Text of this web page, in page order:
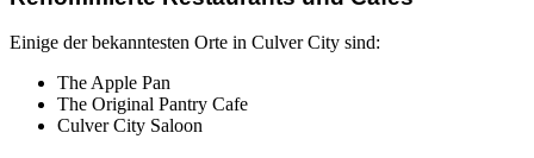
Einige der bekanntesten Orte in Culver City sind:
The Apple Pan
The Original Pantry Cafe
Culver City Saloon